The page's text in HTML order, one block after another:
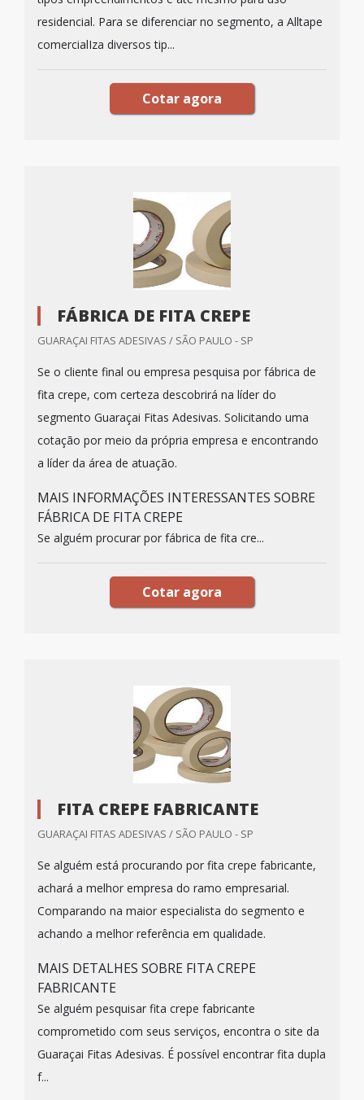
residencial. Para se diferenciar no segmento, a Alltape
comercialIza diversos tip...
Cotar agora
FÁBRICA DE FITA CREPE
GUARAÇAI FITAS ADESIVAS / SÃO PAULO - SP
Se o cliente final ou empresa pesquisa por fábrica de
fita crepe, com certeza descobrirá na líder do
segmento Guaraçai Fitas Adesivas. Solicitando uma
cotação por meio da própria empresa e encontrando
a líder da área de atuação.
MAIS INFORMAÇÕES INTERESSANTES SOBRE
FÁBRICA DE FITA CREPE
Se alguém procurar por fábrica de fita cre...
Cotar agora
FITA CREPE FABRICANTE
GUARAÇAI FITAS ADESIVAS / SÃO PAULO - SP
Se alguém está procurando por fita crepe fabricante,
achará a melhor empresa do ramo empresarial.
Comparando na maior especialista do segmento e
achando a melhor referência em qualidade.
MAIS DETALHES SOBRE FITA CREPE
FABRICANTE
Se alguém pesquisar fita crepe fabricante
comprometido com seus serviços, encontra o site da
Guaraçai Fitas Adesivas. É possível encontrar fita dupla
f...